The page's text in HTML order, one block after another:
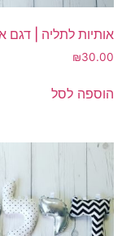
אותיות לתליה | דגם
₪30.00
הוספה לסל